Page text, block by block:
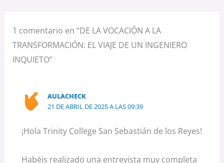
1 comentario en “DE LA VOCACIÓN A LA
TRANSFORMACIÓN: EL VIAJE DE UN INGENIERO
INQUIETO”
AULACHECK
21 DE ABRIL DE 2025 A LAS 09:39
¡Hola Trinity College San Sebastián de los Reyes!
Habéis realizado una entrevista muy completa